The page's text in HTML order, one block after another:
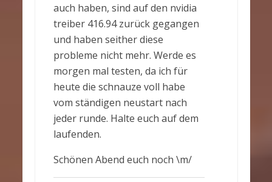
auch haben, sind auf den nvidia
treiber 416.94 zurück gegangen
und haben seither diese
probleme nicht mehr. Werde es
morgen mal testen, da ich für
heute die schnauze voll habe
vom ständigen neustart nach
jeder runde. Halte euch auf dem
laufenden.
Schönen Abend euch noch \m/